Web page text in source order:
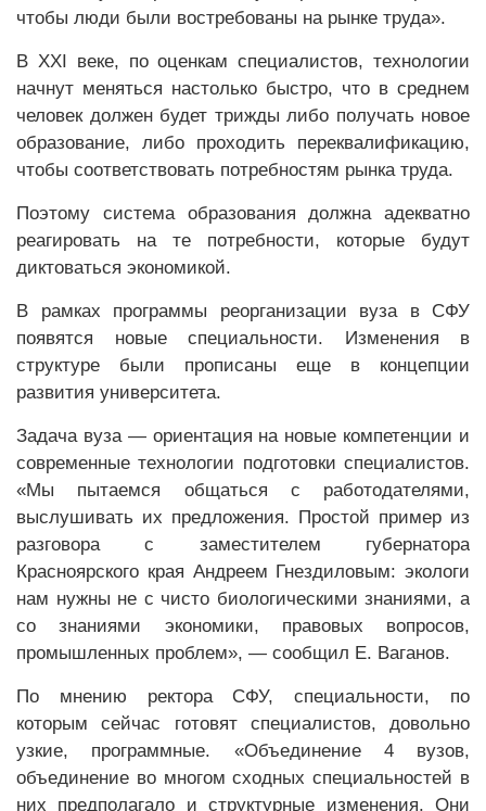
чтобы люди были востребованы на рынке труда».
В XXI веке, по оценкам специалистов, технологии
начнут меняться настолько быстро, что в среднем
человек должен будет трижды либо получать новое
образование, либо проходить переквалификацию,
чтобы соответствовать потребностям рынка труда.
Поэтому система образования должна адекватно
реагировать на те потребности, которые будут
диктоваться экономикой.
В рамках программы реорганизации вуза в СФУ
появятся новые специальности. Изменения в
структуре были прописаны еще в концепции
развития университета.
Задача вуза — ориентация на новые компетенции и
современные технологии подготовки специалистов.
«Мы пытаемся общаться с работодателями,
выслушивать их предложения. Простой пример из
разговора с заместителем губернатора
Красноярского края Андреем Гнездиловым: экологи
нам нужны не с чисто биологическими знаниями, а
со знаниями экономики, правовых вопросов,
промышленных проблем», — сообщил Е. Ваганов.
По мнению ректора СФУ, специальности, по
которым сейчас готовят специалистов, довольно
узкие, программные. «Объединение 4 вузов,
объединение во многом сходных специальностей в
них предполагало и структурные изменения. Они